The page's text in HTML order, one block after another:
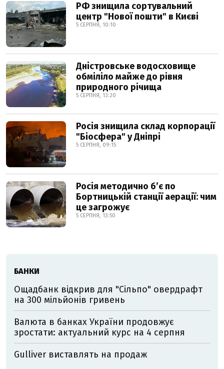
РФ знищила сортувальний
центр "Нової пошти" в Києві
5 СЕРПНЯ, 10:10
Дністровське водосховище
обміліло майже до рівня
природного річища
5 СЕРПНЯ, 13:20
Росія знищила склад корпорації
"Біосфера" у Дніпрі
5 СЕРПНЯ, 09:15
Росія методично б’є по
Бортницькій станції аерації: чим
це загрожує
5 СЕРПНЯ, 13:50
БАНКИ
Ощадбанк відкрив для "Сільпо" овердрафт
на 300 мільйонів гривень
Валюта в банках України продовжує
зростати: актуальний курс на 4 серпня
Gulliver виставлять на продаж